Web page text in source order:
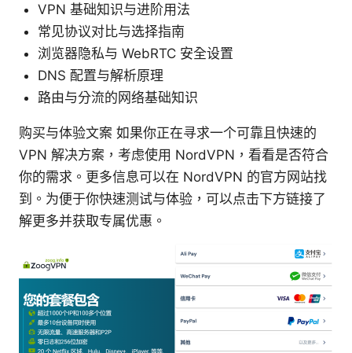
VPN 基础知识与进阶用法
常见协议对比与选择指南
浏览器隐私与 WebRTC 安全设置
DNS 配置与解析原理
路由与分流的网络基础知识
购买与体验文案 如果你正在寻求一个可靠且快速的
VPN 解决方案，考虑使用 NordVPN，看看是否符合
你的需求。更多信息可以在 NordVPN 的官方网站找
到。为便于你快速测试与体验，可以点击下方链接了
解更多并获取专属优惠。